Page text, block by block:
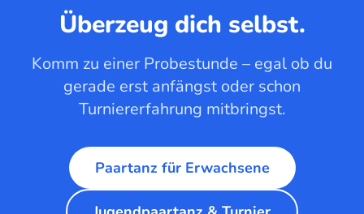
Überzeug dich selbst.
Komm zu einer Probestunde – egal ob du
gerade erst anfängst oder schon
Turniererfahrung mitbringst.
Paartanz für Erwachsene